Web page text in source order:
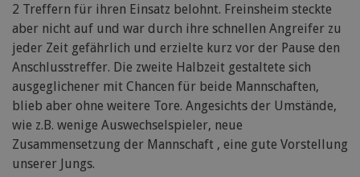
2 Treffern für ihren Einsatz belohnt. Freinsheim steckte
aber nicht auf und war durch ihre schnellen Angreifer zu
jeder Zeit gefährlich und erzielte kurz vor der Pause den
Anschlusstreffer. Die zweite Halbzeit gestaltete sich
ausgeglichener mit Chancen für beide Mannschaften,
blieb aber ohne weitere Tore. Angesichts der Umstände,
wie z.B. wenige Auswechselspieler, neue
Zusammensetzung der Mannschaft , eine gute Vorstellung
unserer Jungs.